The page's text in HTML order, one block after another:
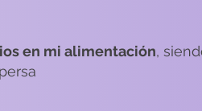
en mi alimentación,